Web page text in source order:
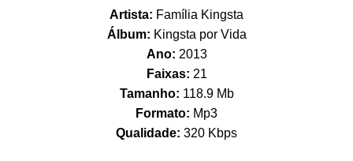
Artista: Família Kingsta
Álbum: Kingsta por Vida
Ano: 2013
Faixas: 21
Tamanho: 118.9 Mb
Formato: Mp3
Qualidade: 320 Kbps